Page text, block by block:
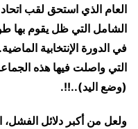
العام الذي استحق لقب
الشامل التي ظل يقوم بها
في الدورة الإنتخابية
التي واصلت فيها هذه
(وضع اليد)..!!.
ولعل من أكبر دلائل الفشل،